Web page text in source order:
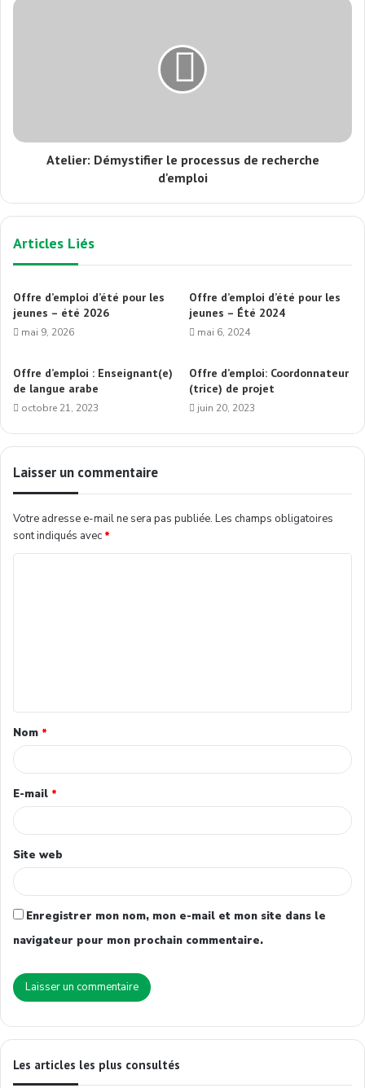
Atelier: Démystifier le processus de recherche
d'emploi
Articles Liés
Offre d’emploi d’été pour les
jeunes – été 2026
mai 9, 2026
Offre d’emploi d’été pour les
jeunes – Été 2024
mai 6, 2024
Offre d’emploi : Enseignant(e)
de langue arabe
octobre 21, 2023
Offre d’emploi: Coordonnateur
(trice) de projet
juin 20, 2023
Laisser un commentaire
Votre adresse e-mail ne sera pas publiée. Les champs obligatoires
sont indiqués avec *
Nom *
E-mail *
Site web
Enregistrer mon nom, mon e-mail et mon site dans le
navigateur pour mon prochain commentaire.
Les articles les plus consultés